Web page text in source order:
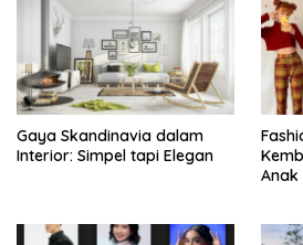
Gaya Skandinavia dalam
Interior: Simpel tapi Elegan
Anak